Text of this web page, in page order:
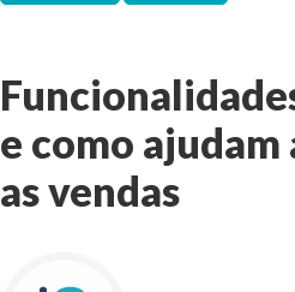
e como
as vendas